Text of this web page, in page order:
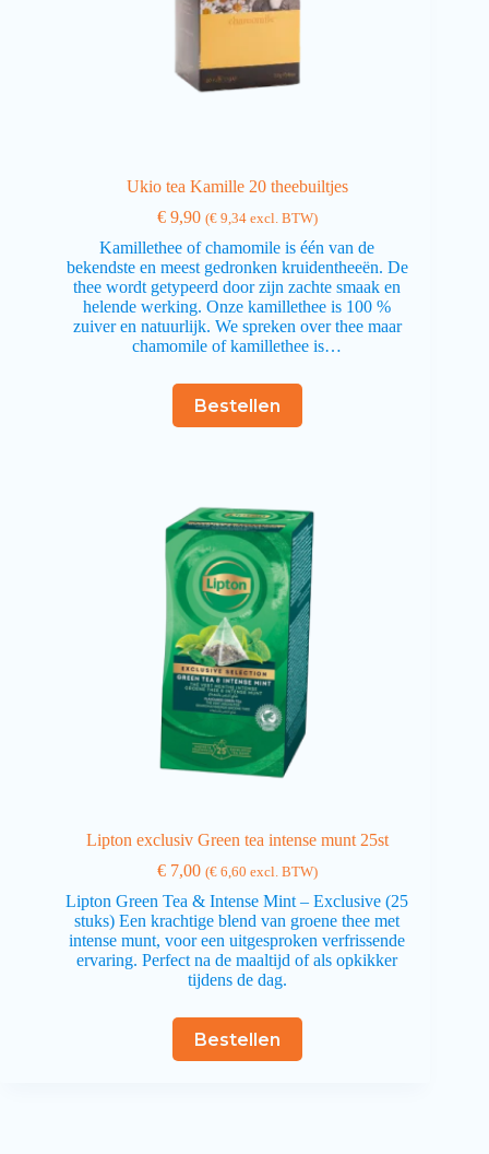
Ukio tea Kamille 20 theebuiltjes
€9,90 (€9,34excl. BTW)
Kamillethee of chamomile is één van de
bekendste en meest gedronken kruidentheeën. De
thee wordt getypeerd door zijn zachte smaak en
helende werking. Onze kamillethee is 100 %
zuiver en natuurlijk. We spreken over thee maar
chamomile of kamillethee is…
Bestellen
Lipton exclusiv Green tea intense munt 25st
€7,00 (€6,60 excl. BTW)
Lipton Green Tea & Intense Mint – Exclusive (25
stuks) Een krachtige blend van groene thee met
intense munt, voor een uitgesproken verfrissende
ervaring. Perfect na de maaltijd of als opkikker
tijdens de dag.
Bestellen